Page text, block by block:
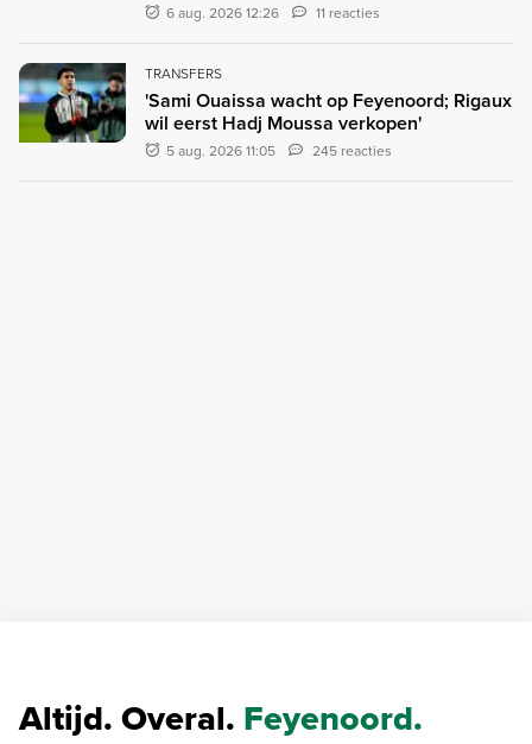
6 aug. 2026 12:26 11 reacties
TRANSFERS
'Sami Ouaissa wacht op Feyenoord; Rigaux
wil eerst Hadj Moussa verkopen'
5 aug. 2026 11:05 245 reacties
Altijd. Overal. Feyenoord.